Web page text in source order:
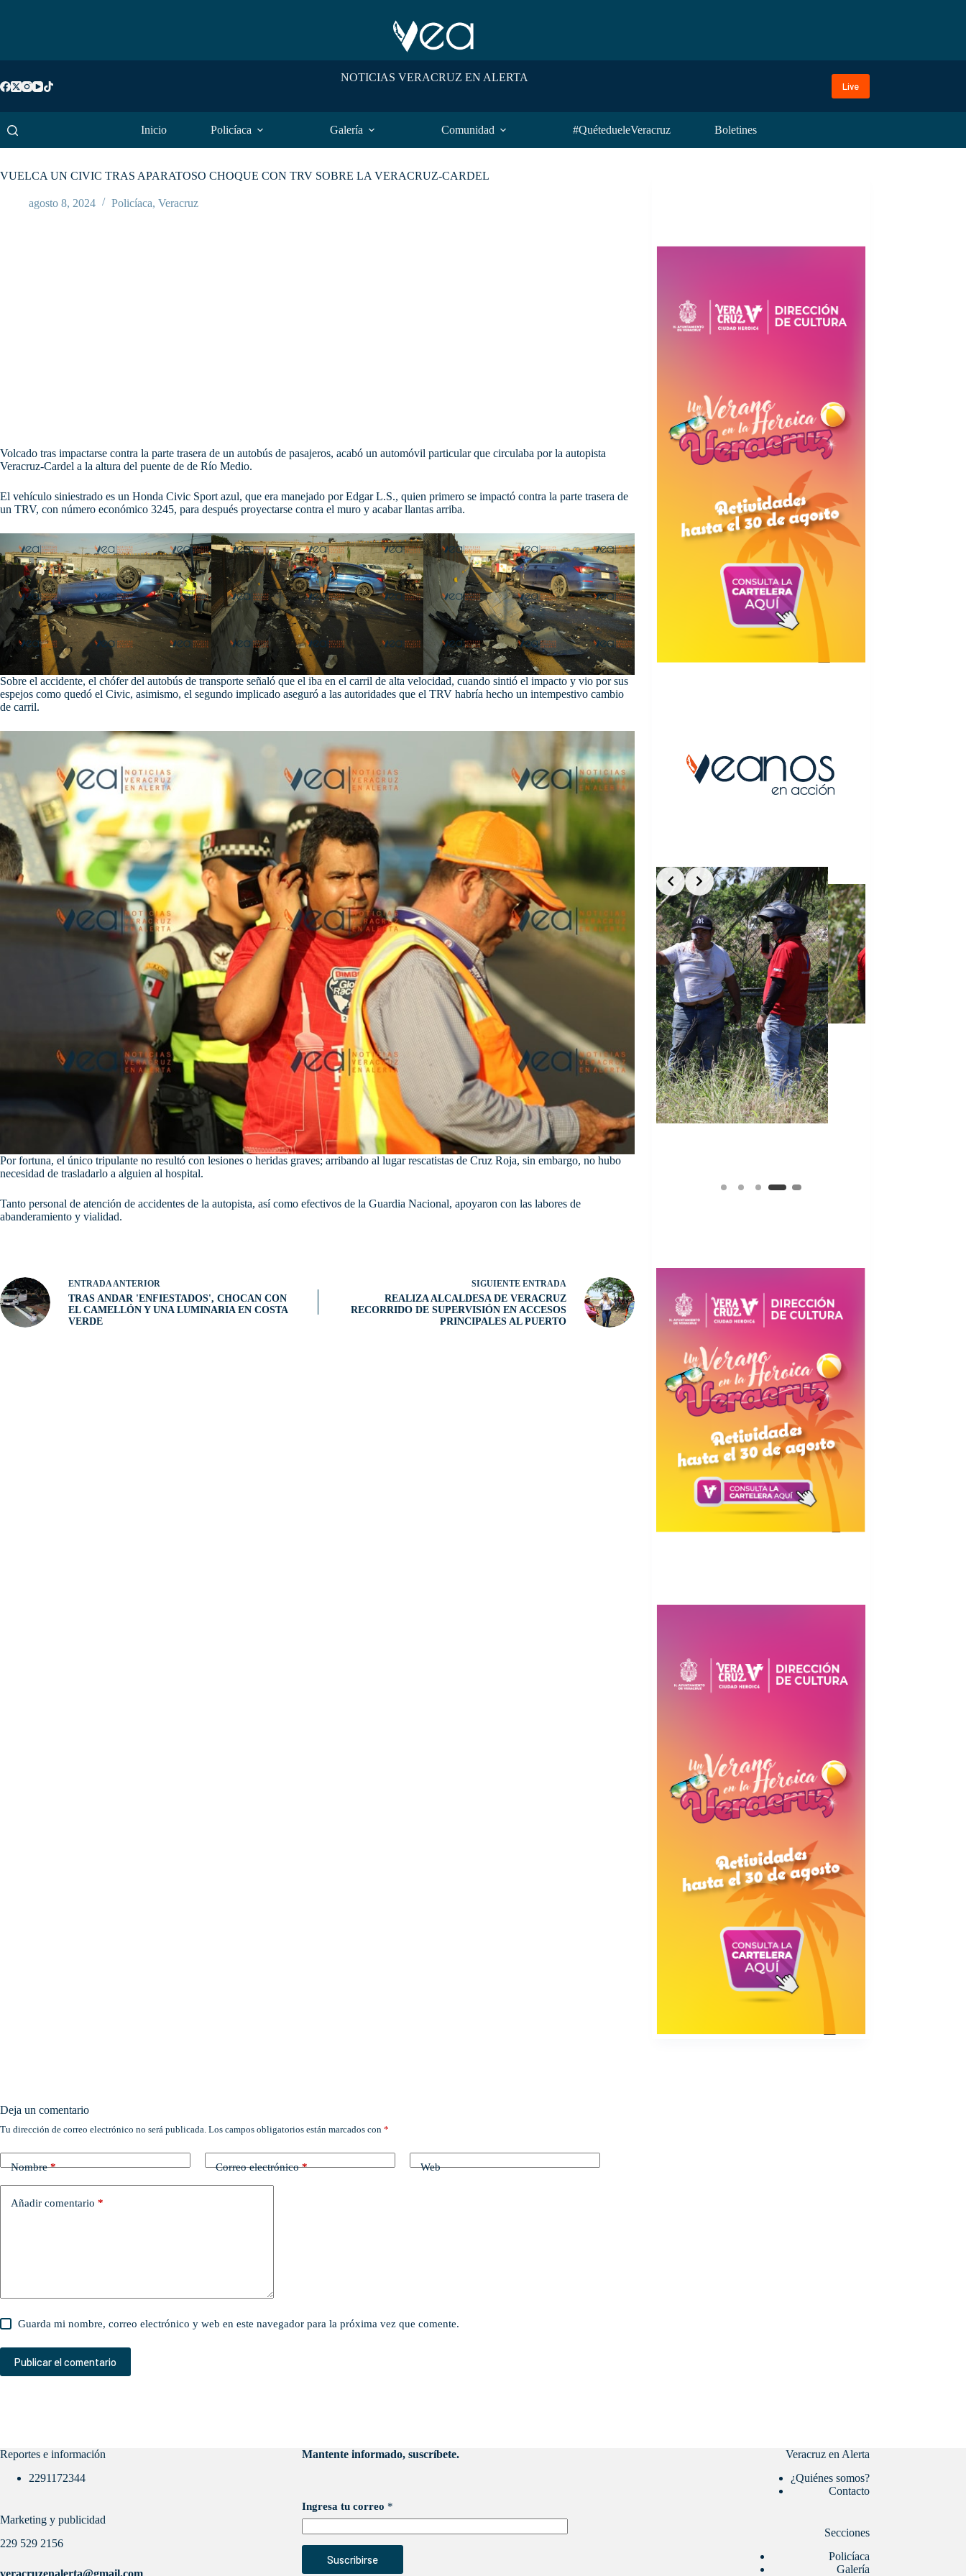
NOTICIAS VERACRUZ EN ALERTA
Live
Inicio Policíaca Galería Comunidad #QuétedueleVeracruz Boletines
VUELCA UN CIVIC TRAS APARATOSO CHOQUE CON TRV SOBRE LA VERACRUZ-CARDEL
agosto 8, 2024 Policíaca, Veracruz
Volcado tras impactarse contra la parte trasera de un autobús de pasajeros, acabó un automóvil particular que circulaba por la autopista
Veracruz-Cardel a la altura del puente de de Río Medio.
El vehículo siniestrado es un Honda Civic Sport azul, que era manejado por Edgar L.S., quien primero se impactó contra la parte trasera de
un TRV, con número económico 3245, para después proyectarse contra el muro y acabar llantas arriba.
Sobre el accidente, el chófer del autobús de transporte señaló que el iba en el carril de alta velocidad, cuando sintió el impacto y vio por sus
espejos como quedó el Civic, asimismo, el segundo implicado aseguró a las autoridades que el TRV habría hecho un intempestivo cambio
de carril.
Por fortuna, el único tripulante no resultó con lesiones o heridas graves; arribando al lugar rescatistas de Cruz Roja, sin embargo, no hubo
necesidad de trasladarlo a alguien al hospital.
Tanto personal de atención de accidentes de la autopista, así como efectivos de la Guardia Nacional, apoyaron con las labores de
abanderamiento y vialidad.
ENTRADAANTERIOR
TRAS ANDAR 'ENFIESTADOS', CHOCAN CON
EL CAMELLÓN Y UNA LUMINARIA EN COSTA
VERDE
SIGUIENTEENTRADA
REALIZA ALCALDESA DE VERACRUZ
RECORRIDO DE SUPERVISIÓN EN ACCESOS
PRINCIPALES AL PUERTO
Slide 5 of 5
Deja un comentario
Tu dirección de correo electrónico no será publicada. Los campos obligatorios están marcados con *
Nombre* Correo electrónico* Web
Añadir comentario *
Guarda mi nombre, correo electrónico y web en este navegador para la próxima vez que comente.
Publicar el comentario
Reportes e información
2291172344
Marketing y publicidad
229 529 2156
veracruzenalerta@gmail.com
Mantente informado, suscríbete.
Ingresa tu correo *
Suscribirse
Veracruz en Alerta
¿Quiénes somos?
Contacto
Secciones
Policíaca
Galería